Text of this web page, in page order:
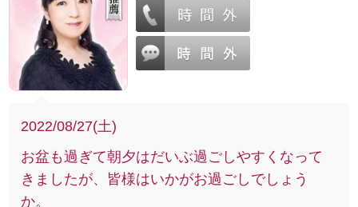
2022/08/27(土)
お盆も過ぎて朝夕はだいぶ過ごしやすくなって
きましたが、皆様はいかがお過ごしでしょう
か。